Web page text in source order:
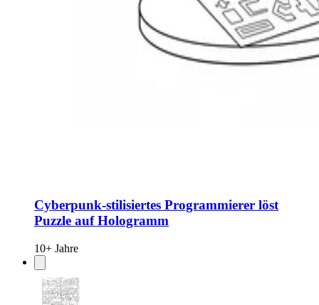
Cyberpunk-stilisiertes Programmierer löst
Puzzle auf Hologramm
10+ Jahre